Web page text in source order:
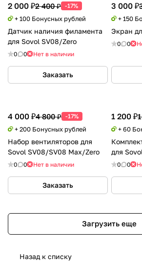
2 000 ₽2 400 ₽ -17%
+ 100 Бонусных рублей
Датчик наличия филамента
для Sovol SV08/Zero
0 0 Нет в наличии
Заказать
3 000 ₽
+ 150
Экран
0 0
4 000 ₽4 800 ₽ -17%
+ 200 Бонусных рублей
Набор вентиляторов для
Sovol SV08/SV08 Max/Zero
0 0 Нет в наличии
Заказать
1 200 ₽
+ 60
для
0 0
Загрузить еще
Назад к списку